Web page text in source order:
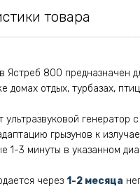
товара
Ястреб 800
отдых, турбазах,
генератор
грызунов к
1-3 минуты в указанном
через 1-2 месяца